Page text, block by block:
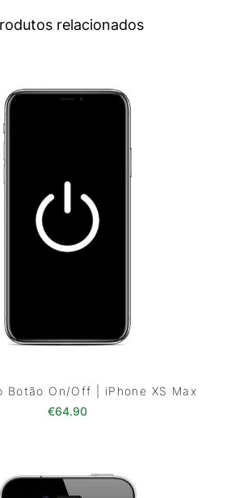
relacionados
Botão On/Off | iPhone XS Max
€64.90